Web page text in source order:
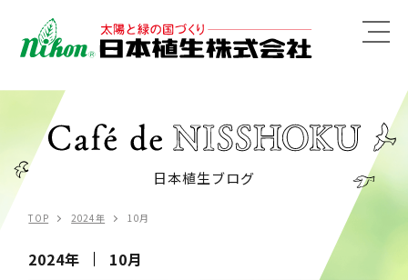
MENU
日本植生ブログ
TOP 2024年 10月
2024年 10月